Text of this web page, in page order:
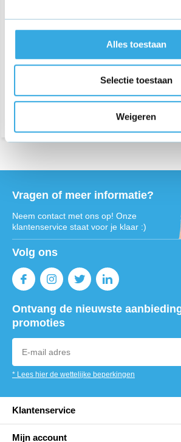
Alles toestaan
Selectie toestaan
Weigeren
Bezorging op maandag of
Vragen of meer informatie?
Neem contact met ons op! Onze
klantenservice staat voor je klaar :)
Volg ons
Ontvang de nieuwste
promoties
* Lees hier de wettelijke beperkingen
Klantenservice
Mijn account